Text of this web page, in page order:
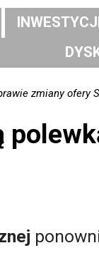
zmiany ofery